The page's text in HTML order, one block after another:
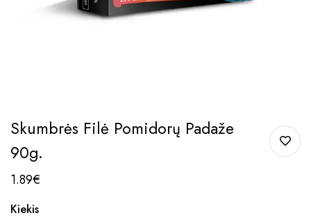
Skumbrės Filė Pomidorų Padaže
90g.
1.89€
Kiekis